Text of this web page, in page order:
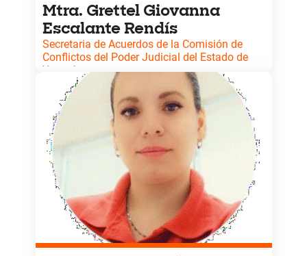
Mtra. Grettel Giovanna
Escalante Rendís
Secretaria de Acuerdos de la Comisión de
Conflictos del Poder Judicial del Estado de
Yucatán.
Maestra en Derecho Procesal Laboral y conciliadora
certificada en materia laboral. Especialista en
justicia laboral y resolución de conflictos.